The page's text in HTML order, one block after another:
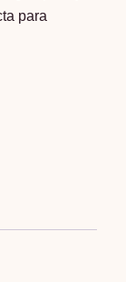
para